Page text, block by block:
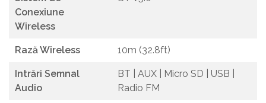
Conexiune
Wireless
Rază Wireless 10m (32.8ft)
Intrări Semnal
Audio
BT | AUX | Micro SD | USB |
Radio FM